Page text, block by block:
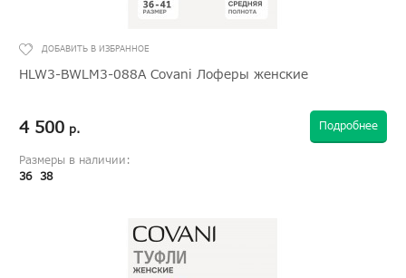
HLW3-BWLM3-088A Covani Лоферы женские
4 500 р. Подробнее
Размеры в наличии:
36 38